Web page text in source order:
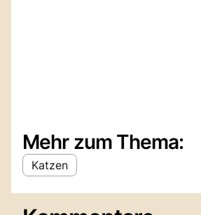
Mehr zum Thema:
Katzen